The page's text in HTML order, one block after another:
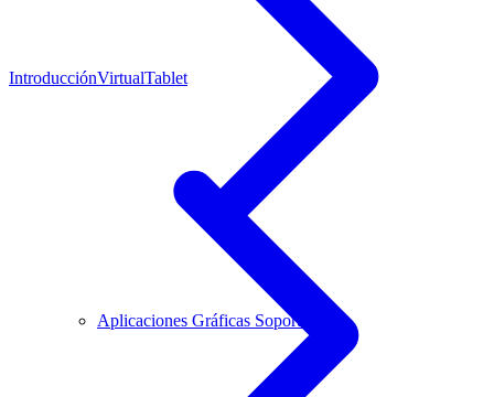
Aplicaciones Gráficas Soportadas
IntroducciónVirtualTablet